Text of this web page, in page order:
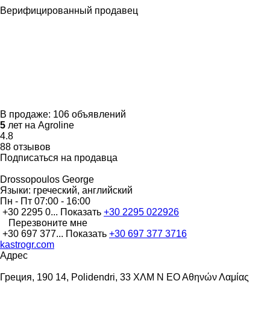
Верифицированный продавец
В продаже: 106 объявлений
5 лет на Agroline
4.8
88 отзывов
Подписаться на продавца
Drossopoulos George
Языки: греческий, английский
Пн - Пт 07:00 - 16:00
+30 2295 0... Показать +30 2295 022926
Перезвоните мне
+30 697 377... Показать +30 697 377 3716
kastrogr.com
Адрес
Греция, 190 14, Polidendri, 33 ΧΛΜ Ν ΕΟ Αθηνών Λαμίας